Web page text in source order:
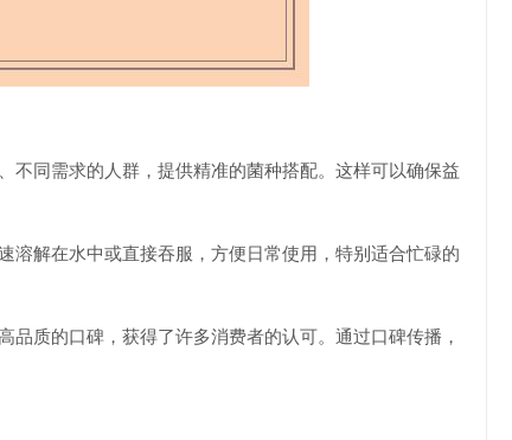
不同需求的人群，提供精准的菌种搭配。这样可以确保益
溶解在水中或直接吞服，方便日常使用，特别适合忙碌的
质的口碑，获得了许多消费者的认可。通过口碑传播，